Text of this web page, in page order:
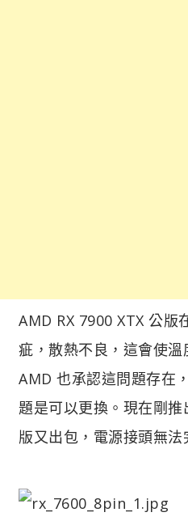
AMD RX 7900 XTX 公版
疵，散熱不良，這會使
AMD 也承認這問題存在
題是可以更換。現在剛
版又出包，電源接頭無法